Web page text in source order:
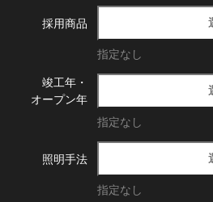
採用商品
指定なし
竣工年・
オープン年
指定なし
照明手法
指定なし